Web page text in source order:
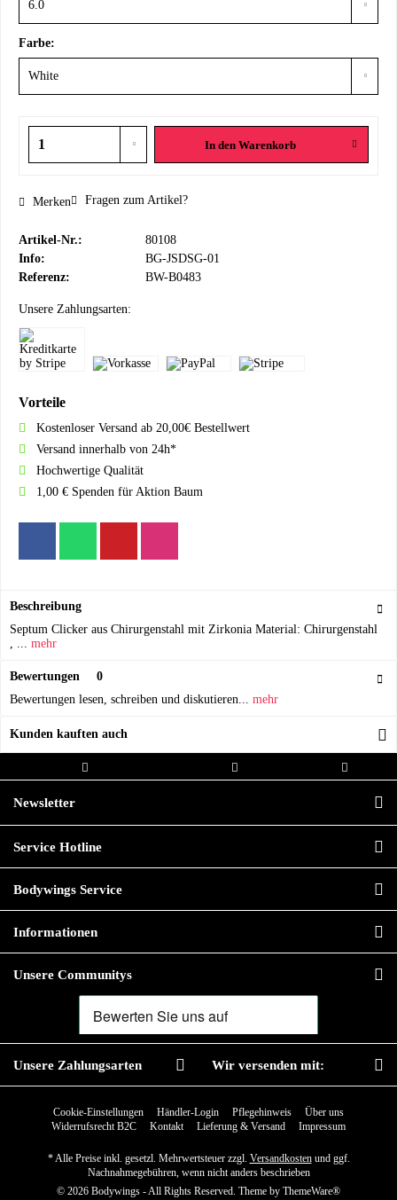
Farbe:
In den Warenkorb
Merken Fragen zum Artikel?
Artikel-Nr.:
80108
Info:
BG-JSDSG-01
Referenz:
BW-B0483
Unsere Zahlungsarten:
Vorteile
Kostenloser Versand ab 20,00€ Bestellwert
Versand innerhalb von 24h*
Hochwertige Qualität
1,00 € Spenden für Aktion Baum
Beschreibung
Septum Clicker aus Chirurgenstahl mit Zirkonia Material: Chirurgenstahl
, ... mehr
Bewertungen
0
Bewertungen lesen, schreiben und diskutieren... mehr
Kunden kauften auch
Bestellwert
Newsletter
Service Hotline
Bodywings Service
Informationen
Unsere Communitys
Unsere Zahlungsarten Wir versenden mit:
Cookie-Einstellungen Händler-Login Pflegehinweis
Über uns
Widerrufsrecht B2C
Kontakt Lieferung & Versand Impressum
* Alle Preise inkl. gesetzl. Mehrwertsteuer zzgl. Versandkostenund ggf.
Nachnahmegebühren, wenn nicht anders beschrieben
© 2026 Bodywings - All Rights Reserved. Theme by ThemeWare®